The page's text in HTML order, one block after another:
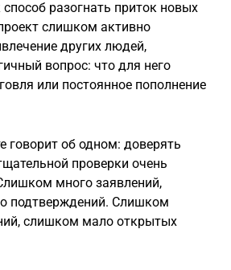
разогнать приток новых
слишком активно
других людей,
вопрос: что для него
или постоянное пополнение
говорит об одном: доверять
проверки очень
много заявлений,
подтверждений. Слишком
слишком мало открытых